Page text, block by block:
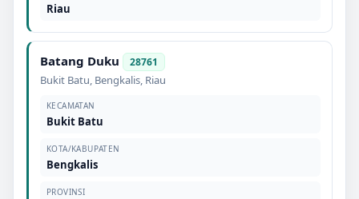
Riau
Batang Duku 28761
Bukit Batu, Bengkalis, Riau
KECAMATAN
Bukit Batu
KOTA/KABUPATEN
Bengkalis
PROVINSI